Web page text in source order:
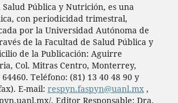
Salud Pública y Nutrición, es una
con periodicidad trimestral,
por la Universidad Autónoma de
de la Facultad de Salud Pública y
de la Publicación: Aguirre
Col. Mitras Centro, Monterrey,
Teléfono: (81) 13 40 48 90 y
E-mail: respyn.faspyn@uanl.mx,
. Editor Responsable: Dra.